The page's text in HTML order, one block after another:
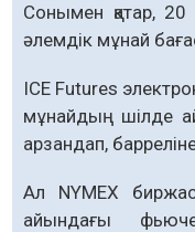
Сонымен қатар,
әлемдік мұнай
ICE Futures
мұнайдың шілде
арзандап,
Ал NYMEX
айындағы